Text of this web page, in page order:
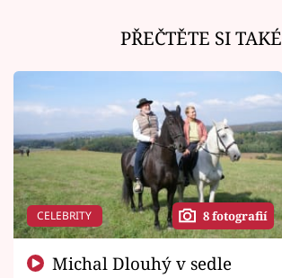
PŘEČTĚTE SI TAKÉ
CELEBRITY 8 fotografií